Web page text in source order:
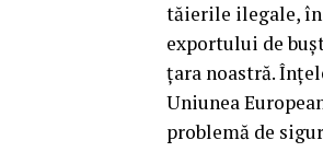
tăierile ilegale, în
exportului de
ţara noastră.
Uniunea
problemă de